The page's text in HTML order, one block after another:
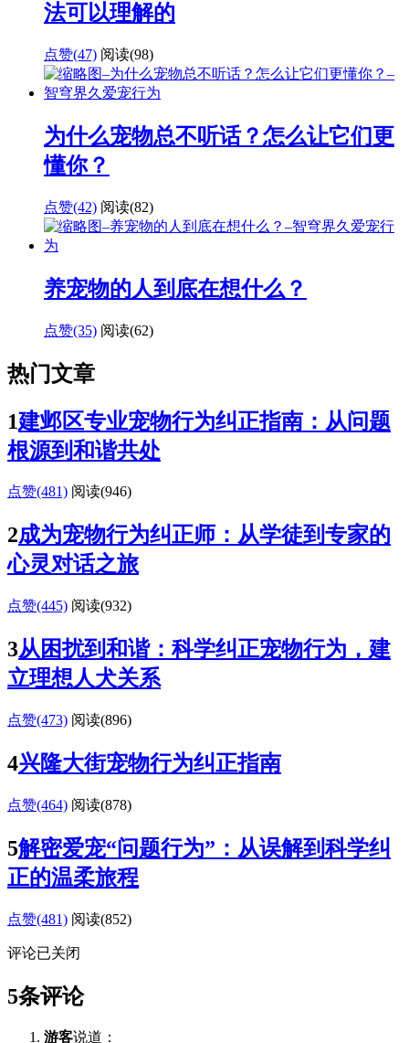
法可以理解的
点赞(47) 阅读(98)
为什么宠物总不听话？怎么让它们更
懂你？
点赞(42) 阅读(82)
养宠物的人到底在想什么？
点赞(35) 阅读(62)
热门文章
1建邺区专业宠物行为纠正指南：从问题
根源到和谐共处
点赞(481) 阅读(946)
2成为宠物行为纠正师：从学徒到专家的
心灵对话之旅
点赞(445) 阅读(932)
3从困扰到和谐：科学纠正宠物行为，建
立理想人犬关系
点赞(473) 阅读(896)
4兴隆大街宠物行为纠正指南
点赞(464) 阅读(878)
5解密爱宠“问题行为”：从误解到科学纠
正的温柔旅程
点赞(481) 阅读(852)
评论已关闭
5条评论
游客说道：